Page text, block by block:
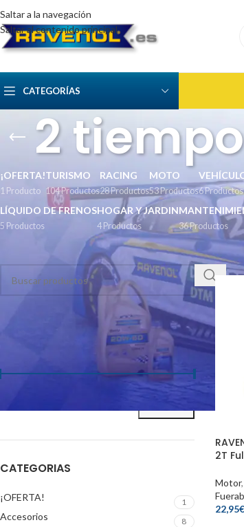
Saltar a la navegación
Saltar al contenido principal
CATEGORÍAS
2
¡OFERTA!
1 Producto
TURISMO
104 Productos
RACING
28 Productos
MOTO
53 Productos6 Productos
LÍQUIDO DE FRENOS
5 Productos
HOGAR Y JARDIN
4 Productos 36 Productos
FILTRAR POR PRECIO
CATEGORIAS
¡OFERTA! 1
Accesorios 8
Inicio/
2T
Motor,
22,95€